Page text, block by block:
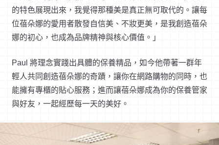
的特色展現出來，我覺得那種美是真正無可取代的。讓每
位蓓朵娜的愛用者散發自信美、不妝更美，是我創造蓓朵
娜的初心，也成為品牌精神與核心價值。」
Paul 將理念實踐出具體的保養精品，如今他帶著一群年
輕人共同創造蓓朵娜的奇蹟，讓你在網路購物的同時，也
能擁有專櫃的貼心服務；進而讓蓓朵娜成為你的保養管家
與好友，一起經歷每一天的美好。